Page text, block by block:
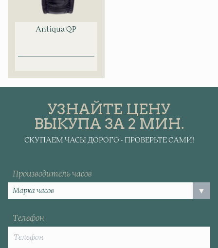
Antiqua QP
УЗНАЙТЕ ЦЕНУ
ВЫКУПА ЗА 2 МИН.
СКУПАЕМ ЧАСЫ ДОРОГО - ПРОВЕРЬТЕ САМИ!
Производитель часов
Телефон